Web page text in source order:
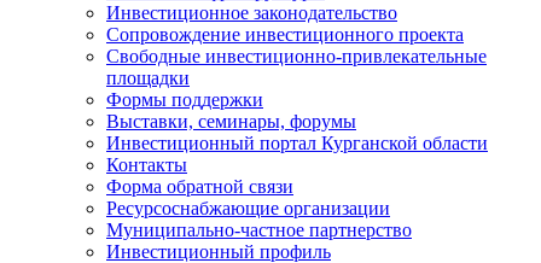
Инвестиционное законодательство
Сопровождение инвестиционного проекта
Свободные инвестиционно-привлекательные
площадки
Формы поддержки
Выставки, семинары, форумы
Инвестиционный портал Курганской области
Контакты
Форма обратной связи
Ресурсоснабжающие организации
Муниципально-частное партнерство
Инвестиционный профиль